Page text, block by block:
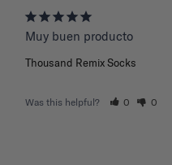
Muy buen producto
Thousand Remix Socks
Was this helpful? 0 0